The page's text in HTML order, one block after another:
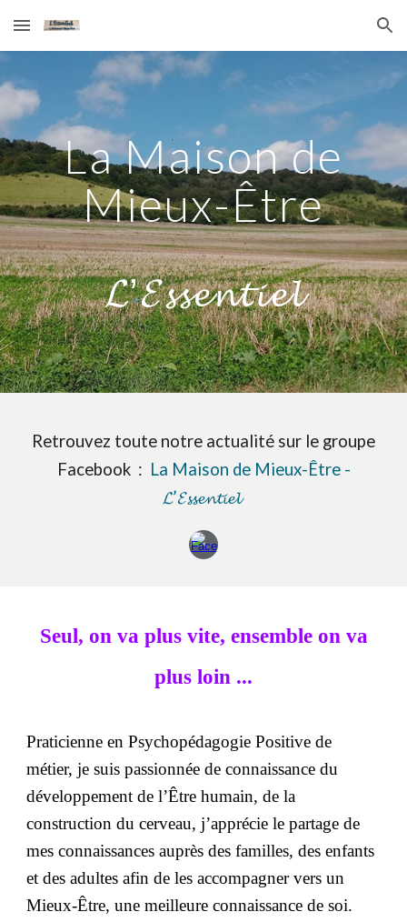
Skip to main content Skip to navigation
La Maison de
Mieux-Être
𝓛’𝓔𝓼𝓼𝓮𝓷𝓽𝓲𝓮𝓵
Retrouvez toute notre actualité sur le groupe
Facebook : La Maison de Mieux-Être -
𝓛’𝓔𝓼𝓼𝓮𝓷𝓽𝓲𝓮𝓵
Seul, on va plus vite, ensemble on va
plus loin ...
Praticienne enPsychopédagogie Positive de
métier, je suis passionnée de connaissance du
développement de l’Être humain, de la
construction du cerveau, j’apprécie le partage de
mes connaissances auprès des familles, des enfants
et des adultes afin de les accompagner vers un
Mieux-Être, une meilleure connaissance de soi.